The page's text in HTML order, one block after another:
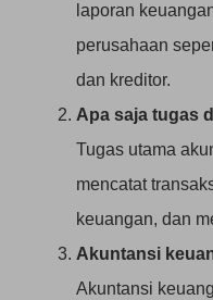
laporan
perusahaan
dan kreditor.
Apa saja tugas
Tugas utama
mencatat
keuangan, dan
Akuntansi
Akuntansi